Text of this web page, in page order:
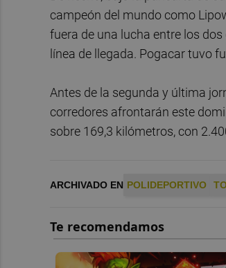
campeón del mundo como
fuera de una lucha entre los
línea de llegada. Pogacar tuvo
Antes de la segunda y última
corredores afrontarán este
sobre 169,3 kilómetros, con
ARCHIVADO EN POLIDEPORTIVO